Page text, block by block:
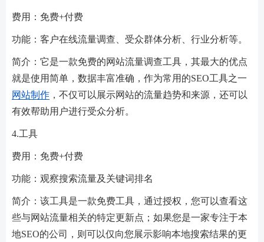
费用：免费+付费
功能：客户在线流量调查、受众群体分析、行业分析等。
简介：它是一款免费的网站流量调查工具，其最大的优点
就是使用简单，数据丰富准确，作为常用的SEO工具之一
网站制作 ，不仅可以展示网站的流量趋势和来源，还可以
有效帮助用户进行受众分析。
4.工具
费用：免费+付费
功能：观察搜索流量及关键词排名
简介：该工具是一款免费工具，通过授权，您可以查看这
些与网站流量相关的特定更新点；如果您是一家专注于本
地SEO的公司，则可以仅向您展示影响本地搜索结果的更